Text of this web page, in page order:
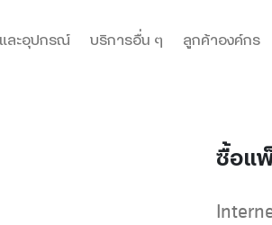
ละอุปกรณ์ บริการอื่น ๆ ลูกค้าองค์กร
ซื้อแ